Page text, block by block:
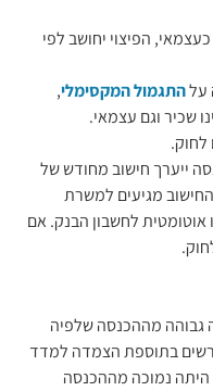
הפיצוי יחושב לפי
התגמול המקסימלי,
וגם עצמאי.
ייערך חישוב מחודש של
מגיעים למשרת
לחשבון הבנק. אם
מההכנסה שלפיה
בתוספת הצמדה למדד
נמוכה מההכנסה